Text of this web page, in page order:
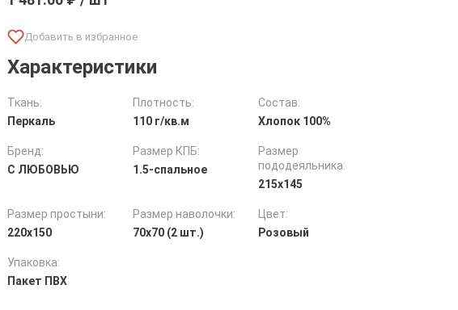
Характеристики
Ткань:
Перкаль
Плотность:
110 г/кв.м
Состав:
Хлопок 100%
Бренд:
С ЛЮБОВЬЮ
Размер КПБ:
1.5-спальное
Размер
пододеяльника:
215х145
Размер простыни:
220х150
Размер наволочки:
70х70 (2 шт.)
Цвет:
Розовый
Упаковка:
Пакет ПВХ